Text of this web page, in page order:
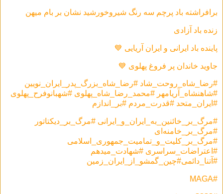
برافراشته باد پرچم سه رنگ شیروخورشید نشان بر بام میهن
زنده باد آزادى
پاينده باد ایرانی و ايران آريايی 💙
جاوید خاندان پر فروغ پهلوی 💙
#رضا_شاه_روحت_شاد #رضا_شاه_بزرگ_پدر_ایران_نویین
#شاهنشاه_آریامهر #محمد_رضا_شاه_پهلوی #شهبانوفرح_پهلوی
#ایران_متحد #قدرت_مردم #بر_اندازم
#مرگ_بر_خائنين_به_ايران_و_ايرانی #مرگ_بر_دیکتاتور
#مرگ_بر_خامنه‌ای
#مرگ_بر_کلیت_و_تمامیت_جمهوری_اسلامی
‎#اعتراضات_سراسری #شهادت_ميدهم
#آتنا_دائمی#چین_گمشو_از_ایران_زمین
#MAGA